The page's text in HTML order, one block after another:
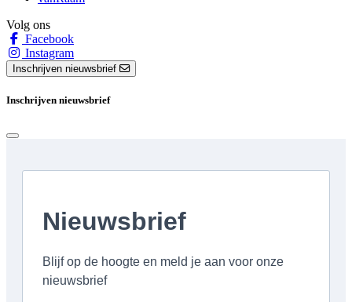
Volg ons
Facebook
Instagram
Inschrijven nieuwsbrief
Inschrijven nieuwsbrief